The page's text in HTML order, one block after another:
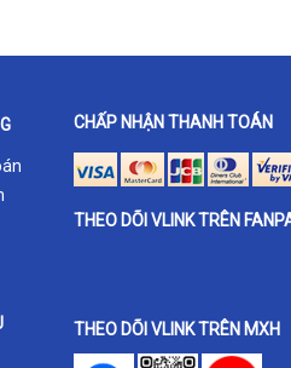
CHẤP NHẬN THANH TOÁN
THEO DÕI VLINK TRÊN
THEO DÕI VLINK TRÊN MXH